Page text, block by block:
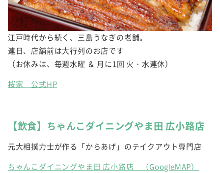
江戸時代から続く、三島うなぎの老舗。
連日、店舗前は大行列のお店です
（お休みは、毎週水曜 ＆ 月に1回 火・水連休）
桜家 公式HP
【飲食】ちゃんこダイニングやま田 広小路店
元大相撲力士が作る「からあげ」のテイクアウト専門店
ちゃんこダイニングやま田 広小路店 （GoogleMAP）